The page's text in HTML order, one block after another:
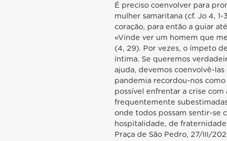
É preciso coenvolver para
mulher samaritana (cf. Jo 4,
coração, para então a guiar
«Vinde ver um homem que
(4, 29). Por vezes, o ímpeto
íntima. Se queremos
ajuda, devemos coenvolvê-
pandemia recordou-nos
possível enfrentar a crise
frequentemente
onde todos possam sentir-se
hospitalidade, de
Praça de São Pedro, 27/III/